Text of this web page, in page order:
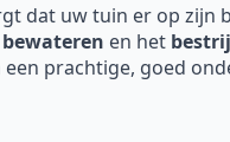
dat uw tuin er op
bewateren en het
prachtige, goed